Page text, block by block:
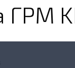
ГРМ